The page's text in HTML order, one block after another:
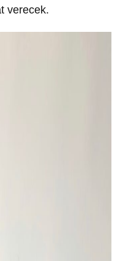
verecek.